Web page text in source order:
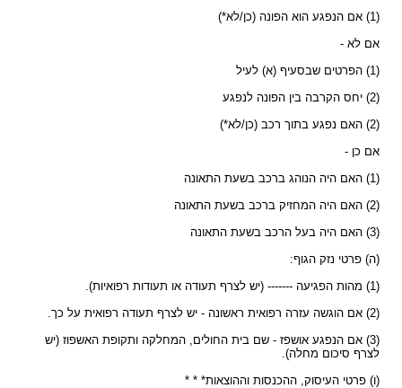
(1) אם הנפגע הוא הפונה (כן/לא*)
אם לא -
(1) הפרטים שבסעיף (א) לעיל
(2) יחס הקרבה בין הפונה לנפגע
(2) האם נפגע בתוך רכב (כן/לא*)
אם כן -
(1) האם היה הנוהג ברכב בשעת התאונה
(2) האם היה המחזיק ברכב בשעת התאונה
(3) האם היה בעל הרכב בשעת התאונה
(ה) פרטי נזק הגוף:
(1) מהות הפגיעה ------- (יש לצרף תעודה או תעודות רפואיות).
(2) אם הוגשה עזרה רפואית ראשונה - יש לצרף תעודה רפואית על כך.
(3) אם הנפגע אושפז - שם בית החולים, המחלקה ותקופת האשפוז (יש
לצרף סיכום מחלה).
(ו) פרטי העיסוק, ההכנסות וההוצאות* * *